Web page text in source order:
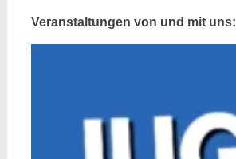
Veranstaltungen von und mit uns: